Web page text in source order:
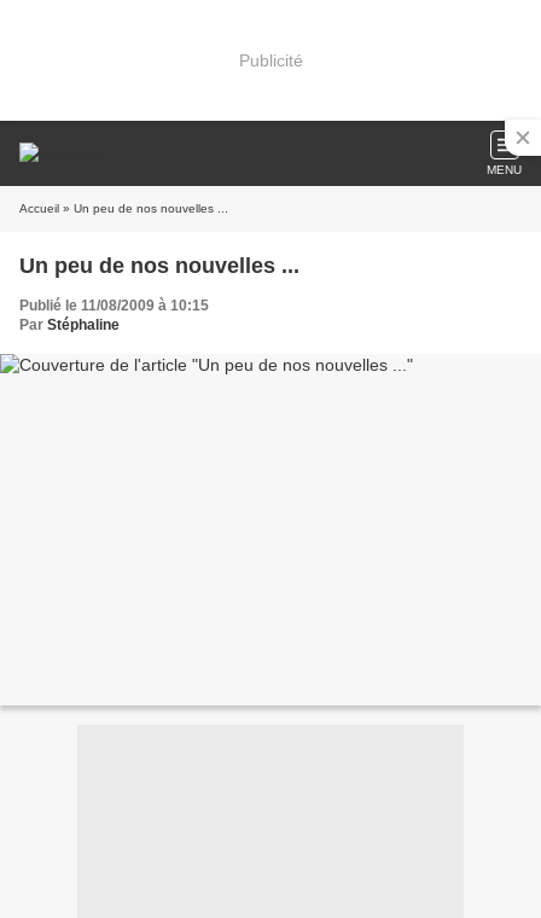
Publicité
MENU
Accueil » Un peu de nos nouvelles ...
Un peu de nos nouvelles ...
Publié le 11/08/2009 à 10:15
Par Stéphaline